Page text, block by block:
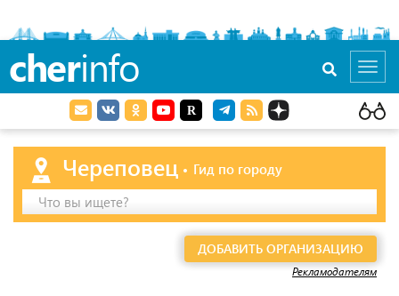
cherinfo
Череповец
Гид по городу
Что вы ищете?
ДОБАВИТЬ ОРГАНИЗАЦИЮ
Рекламодателям